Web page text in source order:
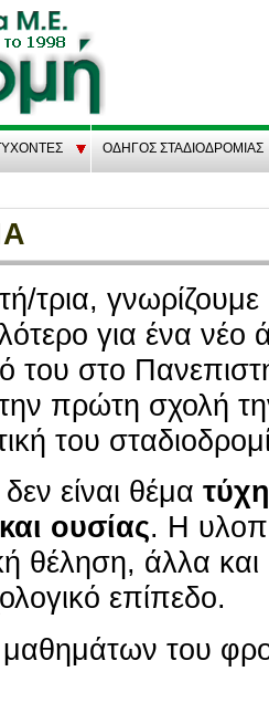
ΟΔΗΓΟΣ ΣΤΑΔΙΟΔΡΟΜΙΑΣ
τρια,
για ένα
του στο
πρώτη σχολή
του
είναι θέμα
ου­σί­ας. Η
θέ­λη­ση, άλλα
επί­πε­δο.
του